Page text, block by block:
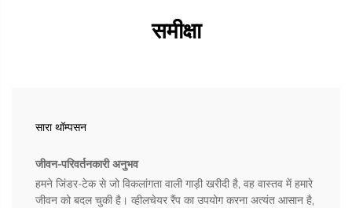
समीक्षा
सारा थॉम्पसन
जीवन-परिवर्तनकारी अनुभव
हमने जिंडर-टेक से जो विकलांगता वाली गाड़ी खरीदी है, वह वास्तव में हमारे
जीवन को बदल चुकी है। व्हीलचेयर रैंप का उपयोग करना अत्यंत आसान है,